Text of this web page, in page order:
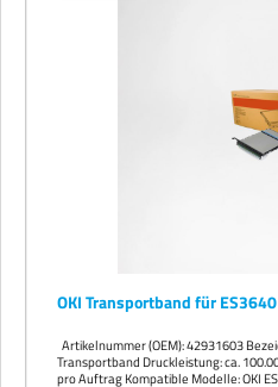
OKI Transportband für ES3640
Transportband Druckleistung: ca. 100.000 Seiten bei A4-Druck mit 3 Seiten
pro Auftrag Kompatible Modelle: OKI ES3640, ES3640e, ES3640e MFP,